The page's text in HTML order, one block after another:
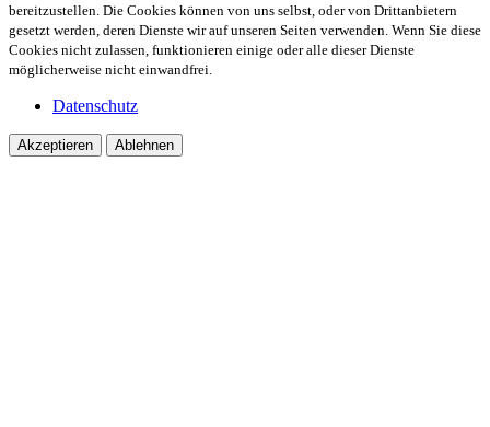
bereitzustellen. Die Cookies können von uns selbst, oder von Drittanbietern
gesetzt werden, deren Dienste wir auf unseren Seiten verwenden. Wenn Sie diese
Cookies nicht zulassen, funktionieren einige oder alle dieser Dienste
möglicherweise nicht einwandfrei.
Datenschutz
Akzeptieren Ablehnen